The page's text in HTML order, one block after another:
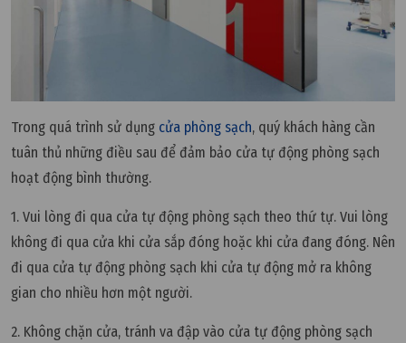
Trong quá trình sử dụng cửa phòng sạch, quý khách hàng cần
tuân thủ những điều sau để đảm bảo cửa tự động phòng sạch
hoạt động bình thường.
1. Vui lòng đi qua cửa tự động phòng sạch theo thứ tự. Vui lòng
không đi qua cửa khi cửa sắp đóng hoặc khi cửa đang đóng. Nên
đi qua cửa tự động phòng sạch khi cửa tự động mở ra không
gian cho nhiều hơn một người.
2. Không chặn cửa, tránh va đập vào cửa tự động phòng sạch